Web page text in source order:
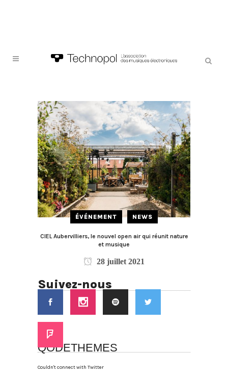
ÉVÉNEMENT NEWS
CIEL Aubervilliers, le nouvel open air qui réunit nature
et musique
28 juillet 2021
Suivez-nous
QODETHEMES
Couldn't connect with Twitter